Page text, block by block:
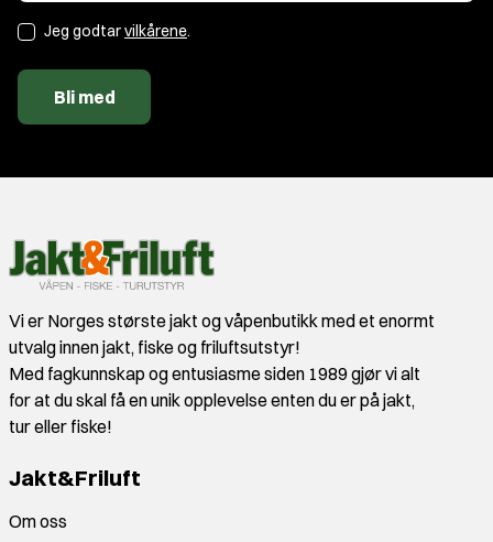
Jeg godtarvilkårene.
Bli med
Vi er Norges største jakt og våpenbutikk med et enormt
utvalg innen jakt, fiske og friluftsutstyr!
Med fagkunnskap og entusiasme siden 1989 gjør vi alt
for at du skal få en unik opplevelse enten du er på jakt,
tur eller fiske!
Jakt&Friluft
Om oss